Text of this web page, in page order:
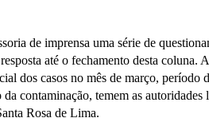
de imprensa uma série de
até o fechamento desta coluna.
dos casos no mês de março,
contaminação, temem as autoridades
Rosa de Lima.